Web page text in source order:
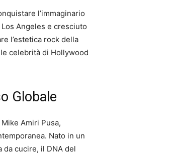
l’immaginario
Angeles e cresciuto
l’estetica rock della
celebrità di Hollywood
Globale
Amiri Pusa,
Nato in un
da cucire, il DNA del